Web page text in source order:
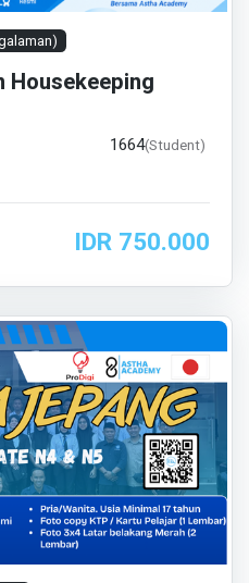
Housekeeping
1664(Student)
IDR 750.000